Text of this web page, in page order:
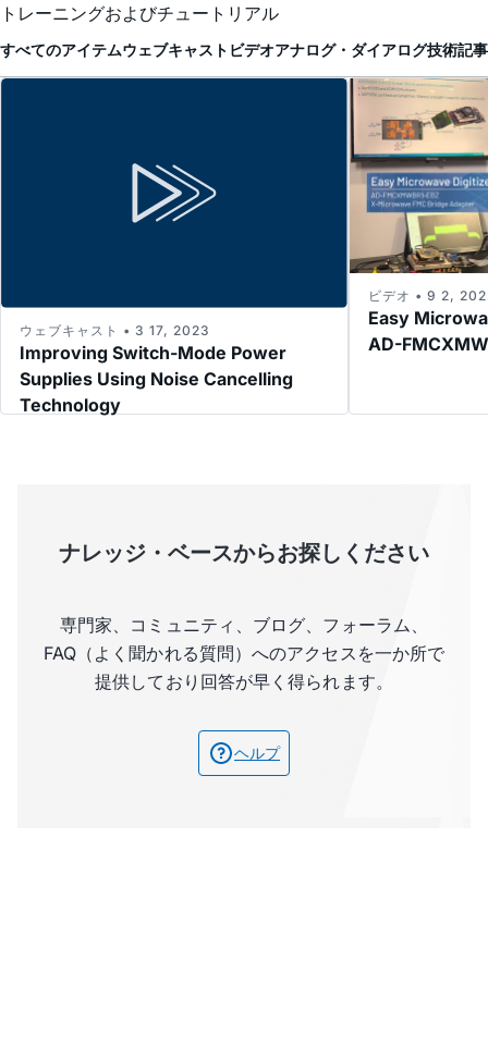
トレーニングおよびチュートリアル
すべてのアイテムウェブキャスト ビデオアナログ・ダイアログ技術記事
Improving Switch-Mode Power
Supplies Using Noise Cancelling
Technology
ウェブキャスト • 3 17, 2023
Easy
AD-
ビデオ • 9 2,
ナレッジ・ベースからお探しください
専門家、コミュニティ、ブログ、フォーラム、
FAQ（よく聞かれる質問）へのアクセスを一か所で
提供しており回答が早く得られます。
ヘルプ